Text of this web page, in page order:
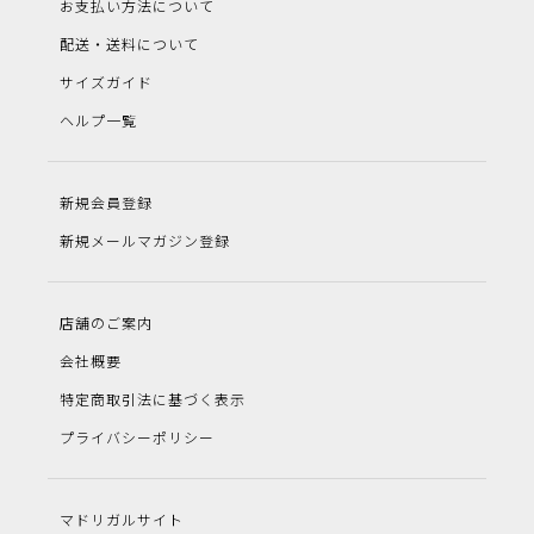
お支払い方法について
配送・送料について
サイズガイド
ヘルプ一覧
新規会員登録
新規メールマガジン登録
店舗のご案内
会社概要
特定商取引法に基づく表示
プライバシーポリシー
マドリガルサイト